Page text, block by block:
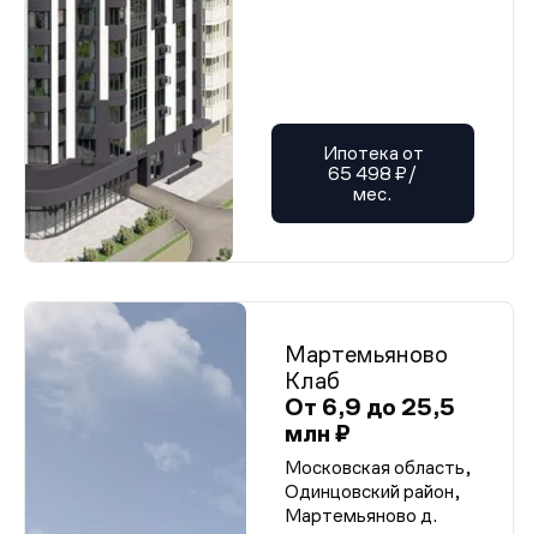
Ипотека от
65 498 ₽/
мес.
Мартемьяново
Клаб
От 6,9 до 25,5
млн ₽
Московская область,
Одинцовский район,
Мартемьяново д.